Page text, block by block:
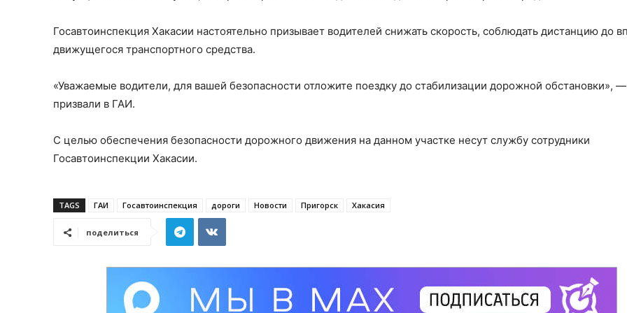
Госавтоинспекция Хакасии настоятельно призывает водителей снижать скорость, соблюдать дистанцию до
движущегося транспортного средства.
«Уважаемые водители, для вашей безопасности отложите поездку до стабилизации дорожной обстановки», —
призвали в ГАИ.
С целью обеспечения безопасности дорожного движения на данном участке несут службу сотрудники
Госавтоинспекции Хакасии.
TAGS ГАИ Госавтоинспекция дороги Новости Пригорск Хакасия
поделиться